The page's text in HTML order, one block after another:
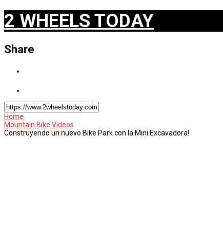
2 WHEELS TODAY
Share
Home
Mountain Bike Videos
Construyendo un nuevo Bike Park con la Mini Excavadora!